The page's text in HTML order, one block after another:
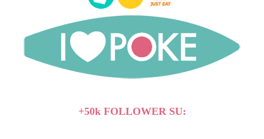
+50k FOLLOWER SU: